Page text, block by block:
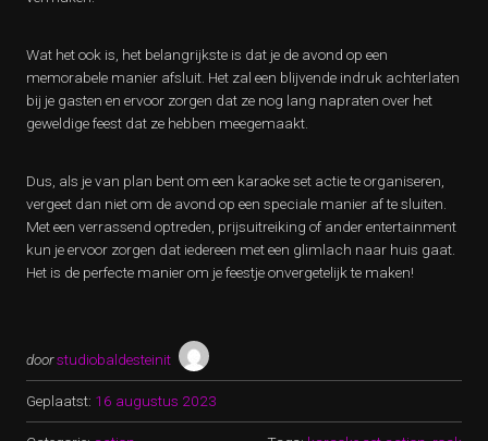
Wat het ook is, het belangrijkste is dat je de avond op een
memorabele manier afsluit. Het zal een blijvende indruk achterlaten
bij je gasten en ervoor zorgen dat ze nog lang napraten over het
geweldige feest dat ze hebben meegemaakt.
Dus, als je van plan bent om een karaoke set actie te organiseren,
vergeet dan niet om de avond op een speciale manier af te sluiten.
Met een verrassend optreden, prijsuitreiking of ander entertainment
kun je ervoor zorgen dat iedereen met een glimlach naar huis gaat.
Het is de perfecte manier om je feestje onvergetelijk te maken!
doorstudiobaldesteinit
Geplaatst: 16 augustus 2023